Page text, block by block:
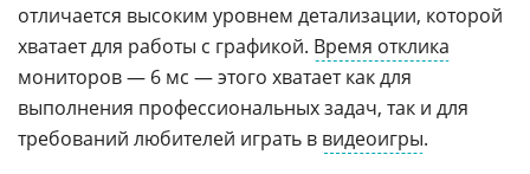
отличается высоким уровнем детализации, которой
хватает для работы с графикой. Время отклика
мониторов — 6 мс — этого хватает как для
выполнения профессиональных задач, так и для
требований любителей играть в видеоигры.